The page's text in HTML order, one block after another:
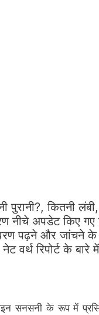
पुरानी?, कितनी
नीचे अपडेट किए
पढ़ने और जांचने के
वर्थ रिपोर्ट के बारे
सनसनी के रूप में